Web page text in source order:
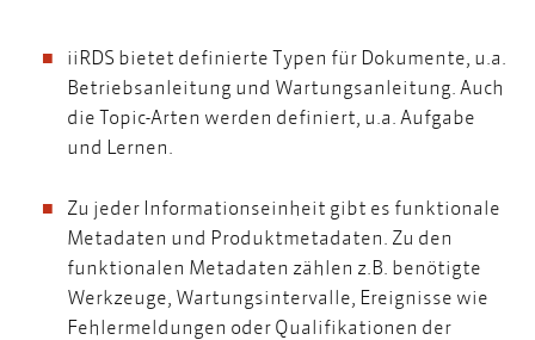
iiRDS bietet definierte Typen für Dokumente, u.a.
Betriebsanleitung und Wartungsanleitung. Auch
die Topic-Arten werden definiert, u.a. Aufgabe
und Lernen.
Zu jeder Informationseinheit gibt es funktionale
Metadaten und Produktmetadaten. Zu den
funktionalen Metadaten zählen z.B. benötigte
Werkzeuge, Wartungsintervalle, Ereignisse wie
Fehlermeldungen oder Qualifikationen der